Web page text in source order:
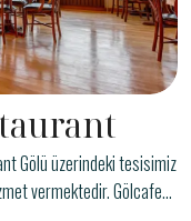
Gölü üzerindeki tesisimiz
vermektedir. Gölcafe